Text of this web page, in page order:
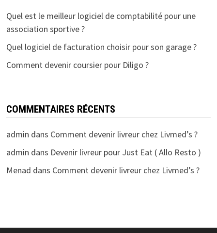
Quel est le meilleur logiciel de comptabilité pour une
association sportive ?
Quel logiciel de facturation choisir pour son garage ?
Comment devenir coursier pour Diligo ?
COMMENTAIRES RÉCENTS
admin dans Comment devenir livreur chez Livmed’s ?
admin dans Devenir livreur pour Just Eat ( Allo Resto )
Menad dans Comment devenir livreur chez Livmed’s ?